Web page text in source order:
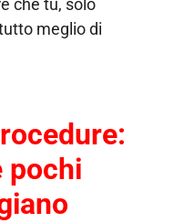
che tu, solo
meglio di
pochi